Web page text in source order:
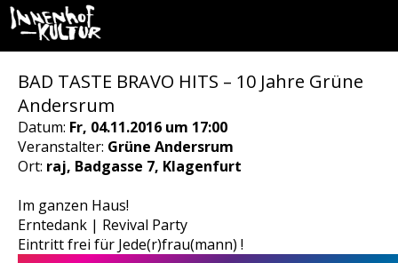
BAD TASTE BRAVO HITS – 10 Jahre Grüne
Andersrum
Datum: Fr, 04.11.2016 um 17:00
Veranstalter: Grüne Andersrum
Ort: raj, Badgasse 7, Klagenfurt
Im ganzen Haus!
Erntedank | Revival Party
Eintritt frei für Jede(r)frau(mann) !